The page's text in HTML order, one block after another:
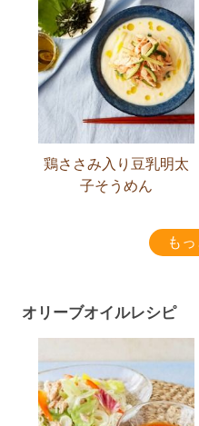
鶏ささみ入り豆乳明太
子そうめん
も
オリーブオイルレシピ